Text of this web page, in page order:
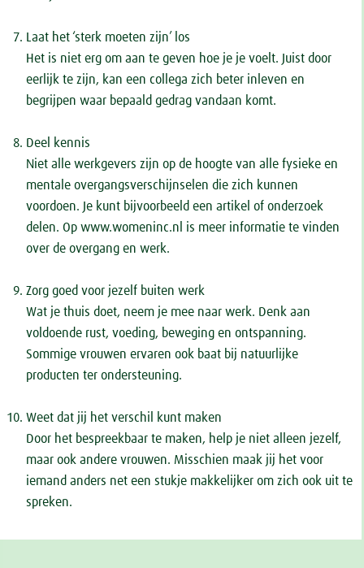
Laat het ‘sterk moeten zijn’ los
Het is niet erg om aan te geven hoe je je voelt. Juist door
eerlijk te zijn, kan een collega zich beter inleven en
begrijpen waar bepaald gedrag vandaan komt.
Deel kennis
Niet alle werkgevers zijn op de hoogte van alle fysieke en
mentale overgangsverschijnselen die zich kunnen
voordoen. Je kunt bijvoorbeeld een artikel of onderzoek
delen. Op www.womeninc.nl is meer informatie te vinden
over de overgang en werk.
Zorg goed voor jezelf buiten werk
Wat je thuis doet, neem je mee naar werk. Denk aan
voldoende rust, voeding, beweging en ontspanning.
Sommige vrouwen ervaren ook baat bij natuurlijke
producten ter ondersteuning.
Weet dat jij het verschil kunt maken
Door het bespreekbaar te maken, help je niet alleen jezelf,
maar ook andere vrouwen. Misschien maak jij het voor
iemand anders net een stukje makkelijker om zich ook uit te
spreken.